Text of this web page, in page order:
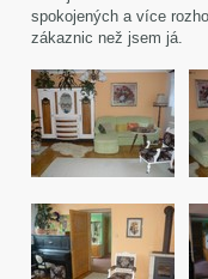
spokojených a více
zákaznic než jsem já.